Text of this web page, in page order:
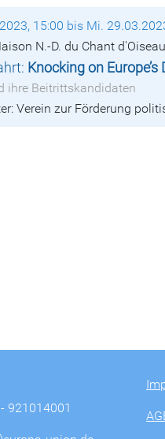
15:00 bis Mi.
N.-D. du Chant d'Oiseau
Knocking on Europe’s
ihre Beitrittskandidaten
Verein zur Förderung
921014001